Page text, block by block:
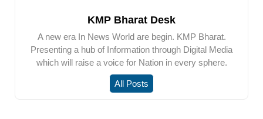
KMP Bharat Desk
A new era In News World are begin. KMP Bharat.
Presenting a hub of Information through Digital Media
which will raise a voice for Nation in every sphere.
All Posts